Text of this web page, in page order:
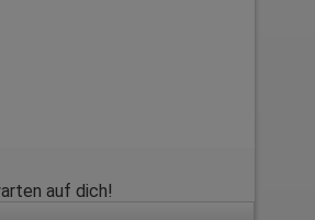
auf dich!